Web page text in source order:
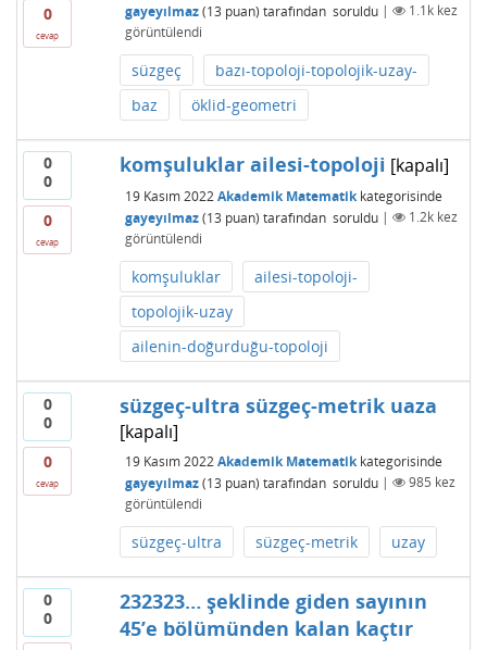
0
cevap
gayeyılmaz (13 puan) tarafından soruldu | 1.1kkez
görüntülendi
süzgeç
bazı-topoloji-topolojik-uzay-
baz
öklid-geometri
0
0
0
cevap
komşuluklar ailesi-topoloji [kapalı]
19 Kasım 2022 Akademik Matematikkategorisinde
gayeyılmaz (13 puan) tarafından soruldu | 1.2kkez
görüntülendi
komşuluklar
ailesi-topoloji-
topolojik-uzay
ailenin-doğurduğu-topoloji
0
0
0
cevap
süzgeç-ultra süzgeç-metrik uaza
[kapalı]
19 Kasım 2022 Akademik Matematikkategorisinde
gayeyılmaz (13 puan) tarafından soruldu | 985 kez
görüntülendi
süzgeç-ultra süzgeç-metrik uzay
0
0
232323… şeklinde giden sayının
45’e bölümünden kalan kaçtır